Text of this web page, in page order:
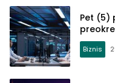
Pet (5)
Biznis